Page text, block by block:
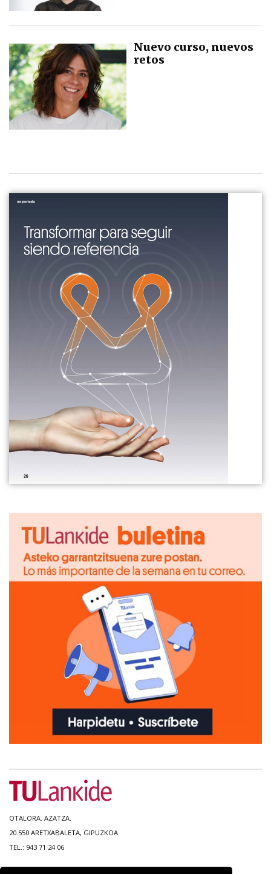
Nuevo curso, nuevos
retos
OTALORA. AZATZA.
20.550 ARETXABALETA, GIPUZKOA.
TEL.: 943 71 24 06